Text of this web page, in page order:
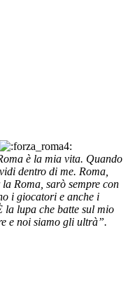
è la mia vita. Quando
dentro di me. Roma,
Roma, sarò sempre con
i giocatori e anche i
la lupa che batte sul mio
e noi siamo gli ultrà”.